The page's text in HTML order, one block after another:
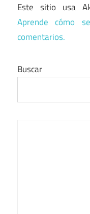
Este sitio usa
Aprende cómo
comentarios.
Buscar